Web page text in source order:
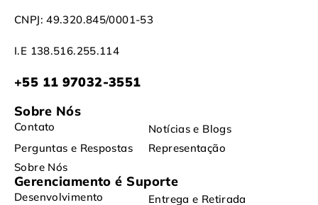
CNPJ: 49.320.845/0001-53
I.E 138.516.255.114
+55 11 97032-3551
Sobre Nós
Contato
Notícias e Blogs
Perguntas e Respostas
Representação
Sobre Nós
Gerenciamento é Suporte
Desenvolvimento Entrega e Retirada